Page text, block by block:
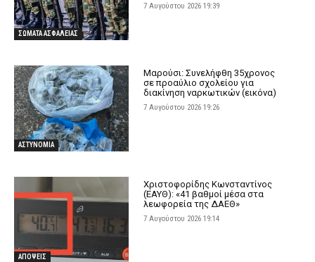
ΣΩΜΑΤΑ ΑΣΦΑΛΕΙΑΣ
7 Αυγούστου 2026 19:39
ΑΣΤΥΝΟΜΙΑ
Μαρούσι: Συνελήφθη 35χρονος
σε προαύλιο σχολείου για
διακίνηση ναρκωτικών (εικόνα)
7 Αυγούστου 2026 19:26
ΑΠΟΨΕΙΣ
Χριστοφορίδης Κωνσταντίνος
(ΕΑΥΘ): «41 βαθμοί μέσα στα
λεωφορεία της ΔΑΕΘ»
7 Αυγούστου 2026 19:14